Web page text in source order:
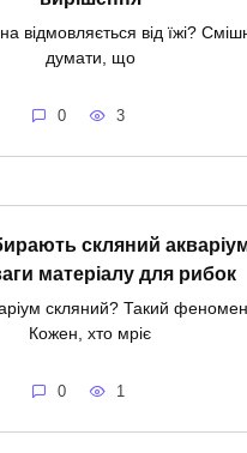
відмовляється від їжі?
думати, що
0 3
скляний
матеріалу для рибок
скляний? Такий феномен.
Кожен, хто мріє
0 1